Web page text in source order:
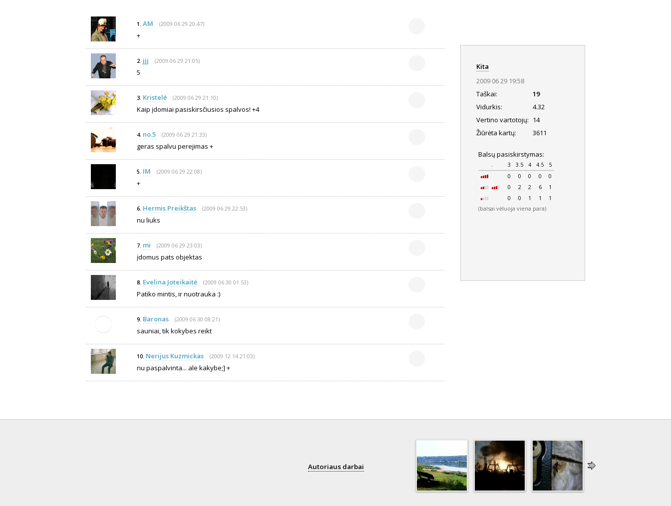
1. AM (2009 06 29 20:47)
+
2. jjj (2009 06 29 21:05)
5
3. Kristelė (2009 06 29 21:10)
Kaip įdomiai pasiskirsčiusios spalvos! +4
4. no.5 (2009 06 29 21:33)
geras spalvu perejimas +
5. IM (2009 06 29 22:08)
+
6. Hermis Preikštas (2009 06 29 22:53)
nu liuks
7. mi (2009 06 29 23:03)
įdomus pats objektas
8. Evelina Joteikaitė (2009 06 30 01:53)
Patiko mintis, ir nuotrauka :)
9. Baronas (2009 06 30 08:21)
sauniai, tik kokybes reikt
10. Nerijus Kuzmickas (2009 12 14 21:03)
nu paspalvinta... ale kakybe;] +
Kita
2009 06 29 19:58
Taškai:
19
Vidurkis:
4.32
Vertino vartotojų: 14
Žiūrėta kartų:
3611
Balsų pasiskirstymas:
. 3 3.5 4 4.5
5
0
0 0 0
0
0
2 2 6
1
0
0 1 1 1
(balsai vėluoja viena para)
Autoriaus darbai